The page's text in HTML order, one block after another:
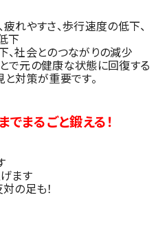
れやすさ、歩行速度の低下、
下
社会とのつながりの減少
で元の健康な状態に回復する
対策が重要です。
でまるごと鍛える！
ます
の足も！